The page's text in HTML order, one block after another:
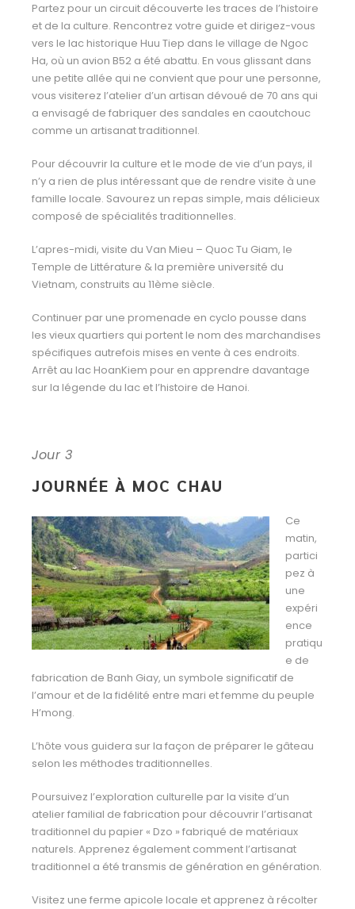
Partez pour un circuit découverte les traces de l’histoire
et de la culture. Rencontrez votre guide et dirigez-vous
vers le lac historique Huu Tiep dans le village de Ngoc
Ha, où un avion B52 a été abattu. En vous glissant dans
une petite allée qui ne convient que pour une personne,
vous visiterez l’atelier d’un artisan dévoué de 70 ans qui
a envisagé de fabriquer des sandales en caoutchouc
comme un artisanat traditionnel.
Pour découvrir la culture et le mode de vie d’un pays, il
n’y a rien de plus intéressant que de rendre visite à une
famille locale. Savourez un repas simple, mais délicieux
composé de spécialités traditionnelles.
L’apres-midi, visite du Van Mieu – Quoc Tu Giam, le
Temple de Littérature & la première université du
Vietnam, construits au 11ème siècle.
Continuer par une promenade en cyclo pousse dans
les vieux quartiers qui portent le nom des marchandises
spécifiques autrefois mises en vente à ces endroits.
Arrêt au lac HoanKiem pour en apprendre davantage
sur la légende du lac et l’histoire de Hanoi.
Jour 3
JOURNÉE À MOC CHAU
Ce
matin,
partici
pez à
une
expéri
ence
pratiqu
e de
fabrication de Banh Giay, un symbole significatif de
l’amour et de la fidélité entre mari et femme du peuple
H’mong.
L’hôte vous guidera sur la façon de préparer le gâteau
selon les méthodes traditionnelles.
Poursuivez l’exploration culturelle par la visite d’un
atelier familial de fabrication pour découvrir l’artisanat
traditionnel du papier « Dzo » fabriqué de matériaux
naturels. Apprenez également comment l’artisanat
traditionnel a été transmis de génération en génération.
Visitez une ferme apicole locale et apprenez à récolter